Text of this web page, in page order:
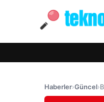
Haberler›Güncel›